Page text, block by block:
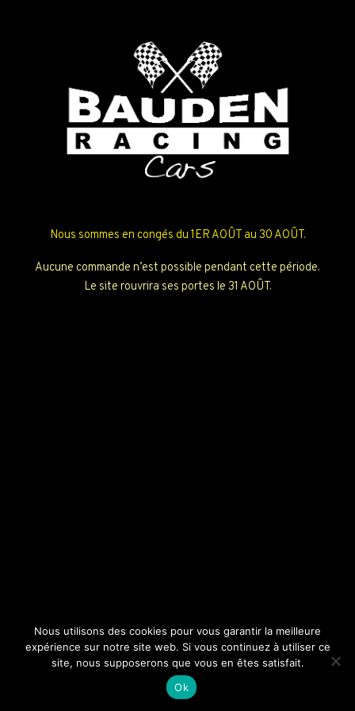
Nous sommes en congés du 1ER AOÛT au 30 AOÛT.
Aucune commande n’est possible pendant cette période.
Le site rouvrira ses portes le 31 AOÛT.
Nous utilisons des cookies pour vous garantir la meilleure
expérience sur notre site web. Si vous continuez à utiliser ce
site, nous supposerons que vous en êtes satisfait.
Ok